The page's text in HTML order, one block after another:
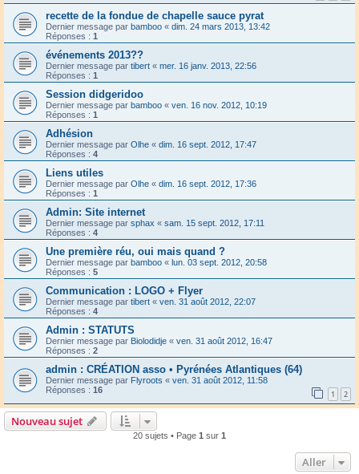
recette de la fondue de chapelle sauce pyrat
Dernier message par bamboo « dim. 24 mars 2013, 13:42
Réponses : 1
événements 2013??
Dernier message par tibert « mer. 16 janv. 2013, 22:56
Réponses : 1
Session didgeridoo
Dernier message par bamboo « ven. 16 nov. 2012, 10:19
Réponses : 1
Adhésion
Dernier message par Olhe « dim. 16 sept. 2012, 17:47
Réponses : 4
Liens utiles
Dernier message par Olhe « dim. 16 sept. 2012, 17:36
Réponses : 1
Admin: Site internet
Dernier message par sphax « sam. 15 sept. 2012, 17:11
Réponses : 4
Une première réu, oui mais quand ?
Dernier message par bamboo « lun. 03 sept. 2012, 20:58
Réponses : 5
Communication : LOGO + Flyer
Dernier message par tibert « ven. 31 août 2012, 22:07
Réponses : 4
Admin : STATUTS
Dernier message par Biolodidje « ven. 31 août 2012, 16:47
Réponses : 2
admin : CRÉATION asso • Pyrénées Atlantiques (64)
Dernier message par Flyroots « ven. 31 août 2012, 11:58
Réponses : 16 1 2
Nouveau sujet
20 sujets • Page 1 sur 1
Aller